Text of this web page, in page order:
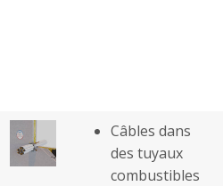
Câbles dans
des tuyaux
combustibles